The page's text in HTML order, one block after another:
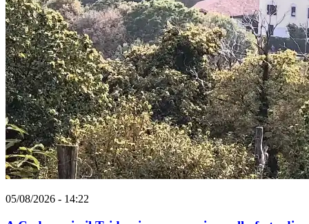
05/08/2026 - 14:22